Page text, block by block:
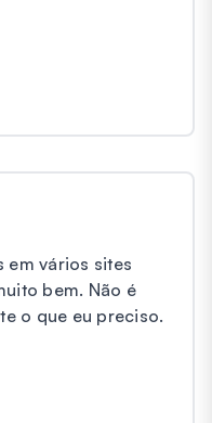
em vários sites
bem. Não é
o que eu preciso.